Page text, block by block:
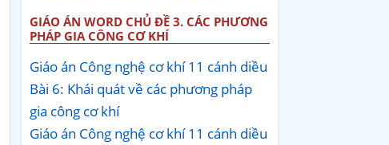
GIÁO ÁN WORD CHỦ ĐỀ 3. CÁC PHƯƠNG
PHÁP GIA CÔNG CƠ KHÍ
Giáo án Công nghệ cơ khí 11 cánh diều
Bài 6: Khái quát về các phương pháp
gia công cơ khí
Giáo án Công nghệ cơ khí 11 cánh diều